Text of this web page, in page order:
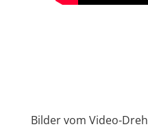
Bilder vom Video-Dreh